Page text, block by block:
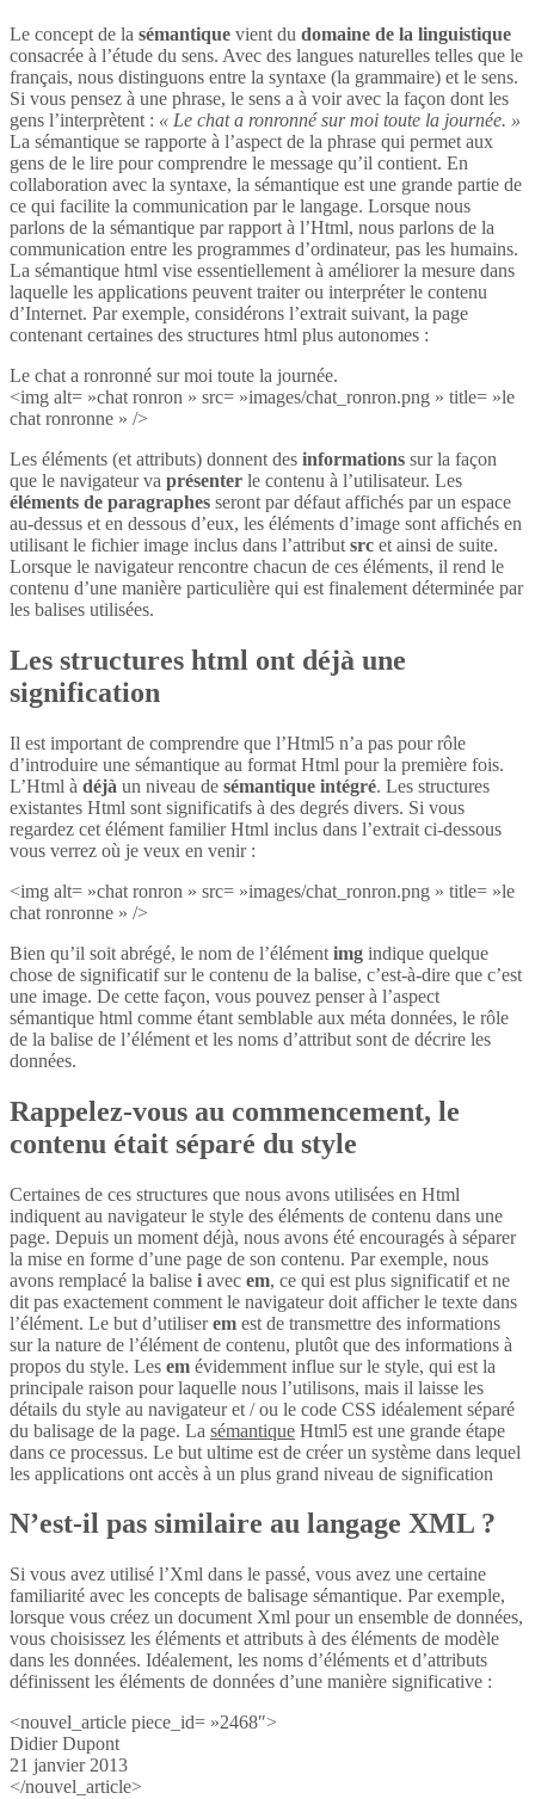
Le concept de la sémantique vient du domaine de la linguistique
consacrée à l’étude du sens. Avec des langues naturelles telles que le
français, nous distinguons entre la syntaxe (la grammaire) et le sens.
Si vous pensez à une phrase, le sens a à voir avec la façon dont les
gens l’interprètent : « Le chat a ronronné sur moi toute la journée. »
La sémantique se rapporte à l’aspect de la phrase qui permet aux
gens de le lire pour comprendre le message qu’il contient. En
collaboration avec la syntaxe, la sémantique est une grande partie de
ce qui facilite la communication par le langage. Lorsque nous
parlons de la sémantique par rapport à l’Html, nous parlons de la
communication entre les programmes d’ordinateur, pas les humains.
La sémantique html vise essentiellement à améliorer la mesure dans
laquelle les applications peuvent traiter ou interpréter le contenu
d’Internet. Par exemple, considérons l’extrait suivant, la page
contenant certaines des structures html plus autonomes :
Le chat a ronronné sur moi toute la journée.
<img alt= »chat ronron » src= »images/chat_ronron.png » title= »le
chat ronronne » />
Les éléments (et attributs) donnent des informations sur la façon
que le navigateur va présenter le contenu à l’utilisateur. Les
éléments de paragraphes seront par défaut affichés par un espace
au-dessus et en dessous d’eux, les éléments d’image sont affichés en
utilisant le fichier image inclus dans l’attribut src et ainsi de suite.
Lorsque le navigateur rencontre chacun de ces éléments, il rend le
contenu d’une manière particulière qui est finalement déterminée par
les balises utilisées.
Les structures html ont déjà une
signification
Il est important de comprendre que l’Html5 n’a pas pour rôle
d’introduire une sémantique au format Html pour la première fois.
L’Html à déjà un niveau de sémantique intégré. Les structures
existantes Html sont significatifs à des degrés divers. Si vous
regardez cet élément familier Html inclus dans l’extrait ci-dessous
vous verrez où je veux en venir :
<img alt= »chat ronron » src= »images/chat_ronron.png » title= »le
chat ronronne » />
Bien qu’il soit abrégé, le nom de l’élément img indique quelque
chose de significatif sur le contenu de la balise, c’est-à-dire que c’est
une image. De cette façon, vous pouvez penser à l’aspect
sémantique html comme étant semblable aux méta données, le rôle
de la balise de l’élément et les noms d’attribut sont de décrire les
données.
Rappelez-vous au commencement, le
contenu était séparé du style
Certaines de ces structures que nous avons utilisées en Html
indiquent au navigateur le style des éléments de contenu dans une
page. Depuis un moment déjà, nous avons été encouragés à séparer
la mise en forme d’une page de son contenu. Par exemple, nous
avons remplacé la balise i avec em, ce qui est plus significatif et ne
dit pas exactement comment le navigateur doit afficher le texte dans
l’élément. Le but d’utiliserem est de transmettre des informations
sur la nature de l’élément de contenu, plutôt que des informations à
propos du style. Les em évidemment influe sur le style, qui est la
principale raison pour laquelle nous l’utilisons, mais il laisse les
détails du style au navigateur et / ou le code CSS idéalement séparé
du balisage de la page. La sémantique Html5 est une grande étape
dans ce processus. Le but ultime est de créer un système dans lequel
les applications ont accès à un plus grand niveau de signification
N’est-il pas similaire au langage XML ?
Si vous avez utilisé l’Xml dans le passé, vous avez une certaine
familiarité avec les concepts de balisage sémantique. Par exemple,
lorsque vous créez un document Xml pour un ensemble de données,
vous choisissez les éléments et attributs à des éléments de modèle
dans les données. Idéalement, les noms d’éléments et d’attributs
définissent les éléments de données d’une manière significative :
<nouvel_article piece_id= »2468″>
Didier Dupont
21 janvier 2013
</nouvel_article>